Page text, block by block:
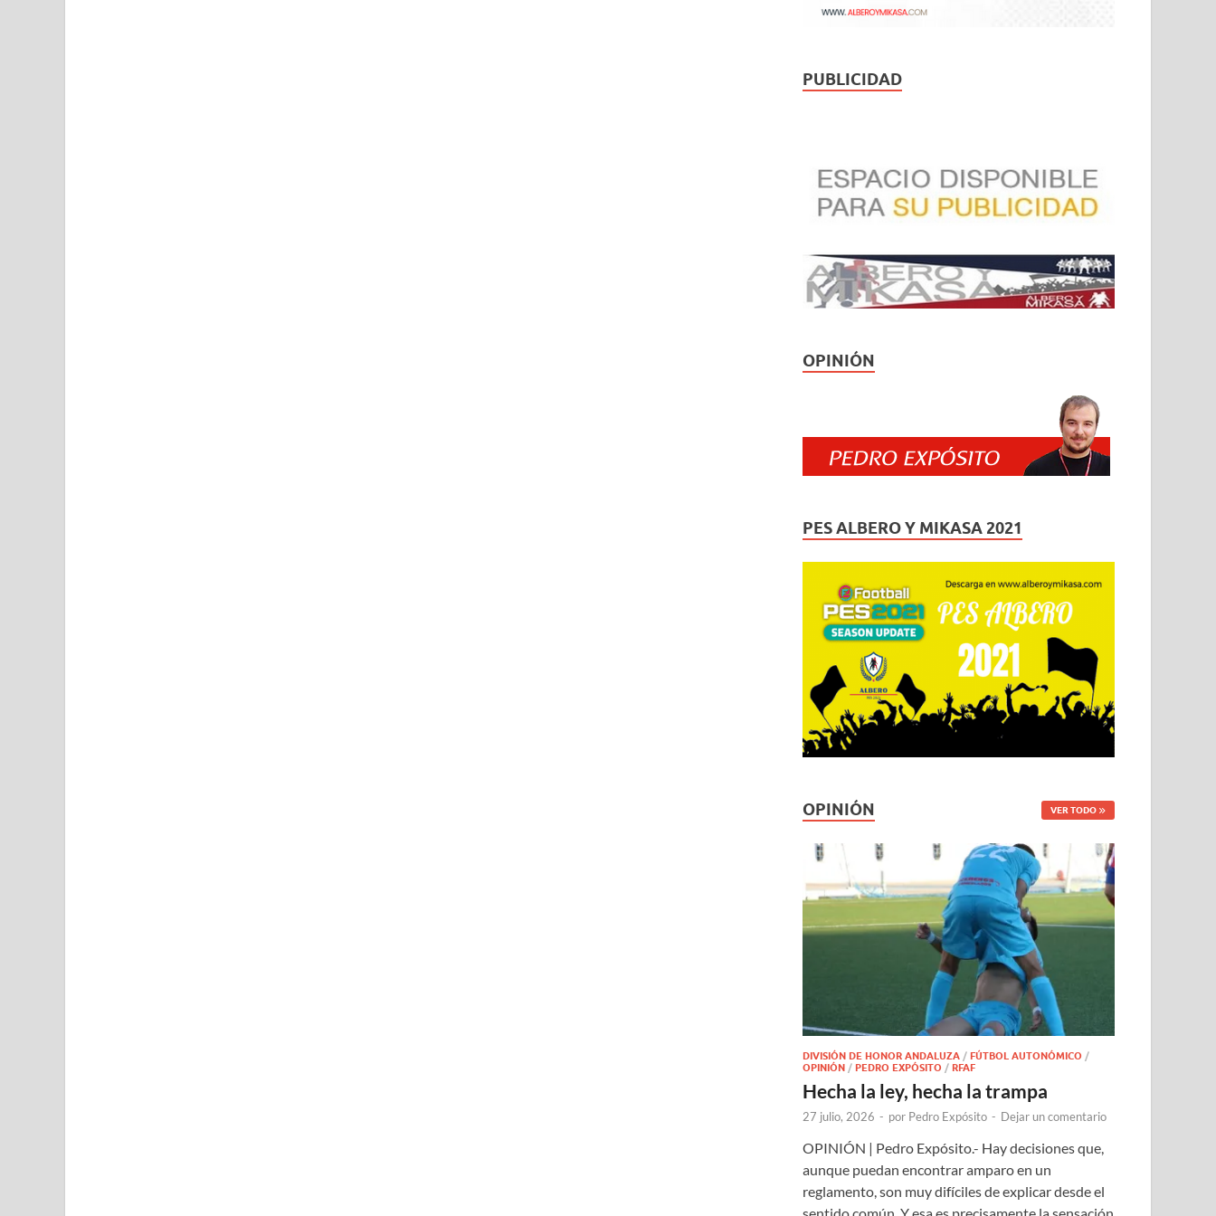
PUBLICIDAD
OPINIÓN
PES ALBERO Y MIKASA 2021
OPINIÓN VER TODO
DIVISIÓN DE HONOR ANDALUZA /FÚTBOL AUTONÓMICO /
OPINIÓN /PEDRO EXPÓSITO /RFAF
Hecha la ley, hecha la trampa
27 julio, 2026 - por Pedro Expósito - Dejar un comentario
OPINIÓN | Pedro Expósito.- Hay decisiones que,
aunque puedan encontrar amparo en un
reglamento, son muy difíciles de explicar desde el
sentido común. Y esa es precisamente la sensación